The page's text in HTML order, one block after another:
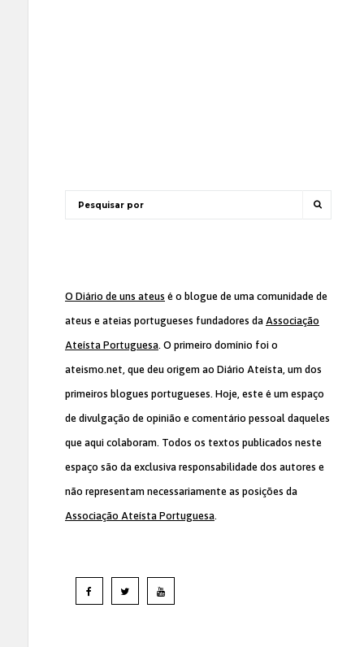
O Diário de uns ateus é o blogue de uma comunidade de
ateus e ateias portugueses fundadores da Associação
Ateísta Portuguesa. O primeiro domínio foi o
ateismo.net, que deu origem ao Diário Ateísta, um dos
primeiros blogues portugueses. Hoje, este é um espaço
de divulgação de opinião e comentário pessoal daqueles
que aqui colaboram. Todos os textos publicados neste
espaço são da exclusiva responsabilidade dos autores e
não representam necessariamente as posições da
Associação Ateísta Portuguesa.